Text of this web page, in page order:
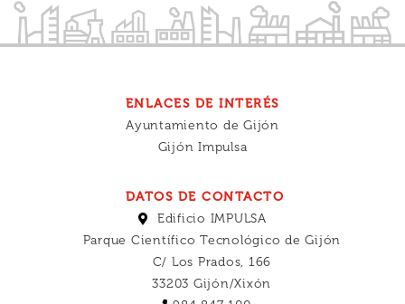
ENLACES DE INTERÉS
Ayuntamiento de Gijón
Gijón Impulsa
DATOS DE CONTACTO
Edificio IMPULSA
Parque Científico Tecnológico de Gijón
C/ Los Prados, 166
33203 Gijón/Xixón